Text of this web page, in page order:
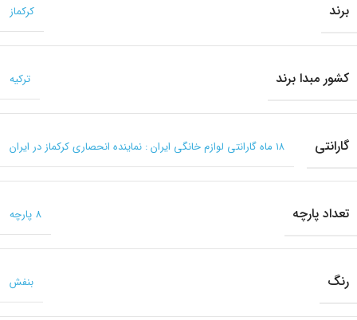
برند کرکماز
کشور مبدا برند ترکیه
گارانتی ۱۸ ماه گارانتی لوازم خانگی ایران : نماینده انحصاری کرکماز در ایران
تعداد پارچه 8 پارچه
رنگ بنفش